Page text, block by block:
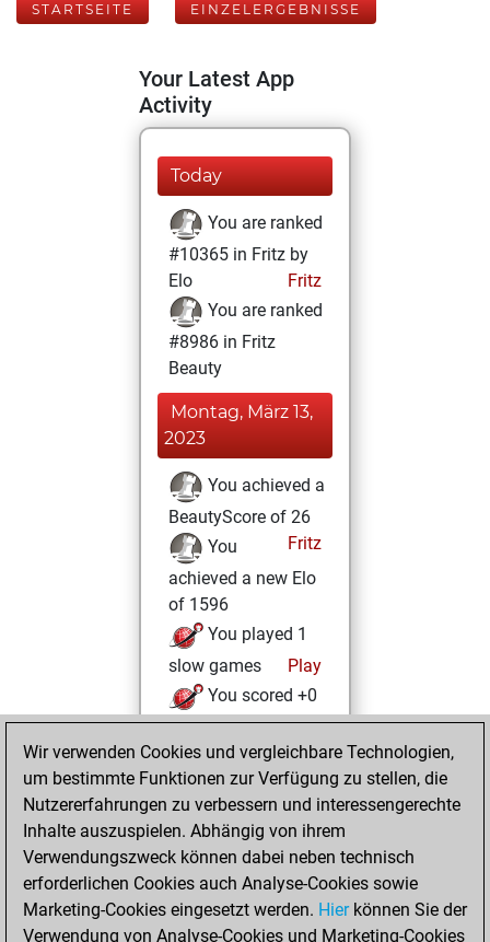
STARTSEITE EINZELERGEBNISSE
Your Latest App
Activity
Today
You are ranked
#10365 in Fritz by
Elo
Fritz
You are ranked
#8986 in Fritz
Beauty
Montag, März 13,
2023
You achieved a
BeautyScore of 26
Fritz
You
achieved a new Elo
of 1596
You played 1
slow games
Play
You scored +0
=0 -1 in slow games
Sonntag, März 12,
2023
You won
against Fritz
Fritz
Mittwoch, März 8,
Wir verwenden Cookies und vergleichbare Technologien,
um bestimmte Funktionen zur Verfügung zu stellen, die
Nutzererfahrungen zu verbessern und interessengerechte
Inhalte auszuspielen. Abhängig von ihrem
Verwendungszweck können dabei neben technisch
erforderlichen Cookies auch Analyse-Cookies sowie
Marketing-Cookies eingesetzt werden. Hierkönnen Sie der
Verwendung von Analyse-Cookies und Marketing-Cookies